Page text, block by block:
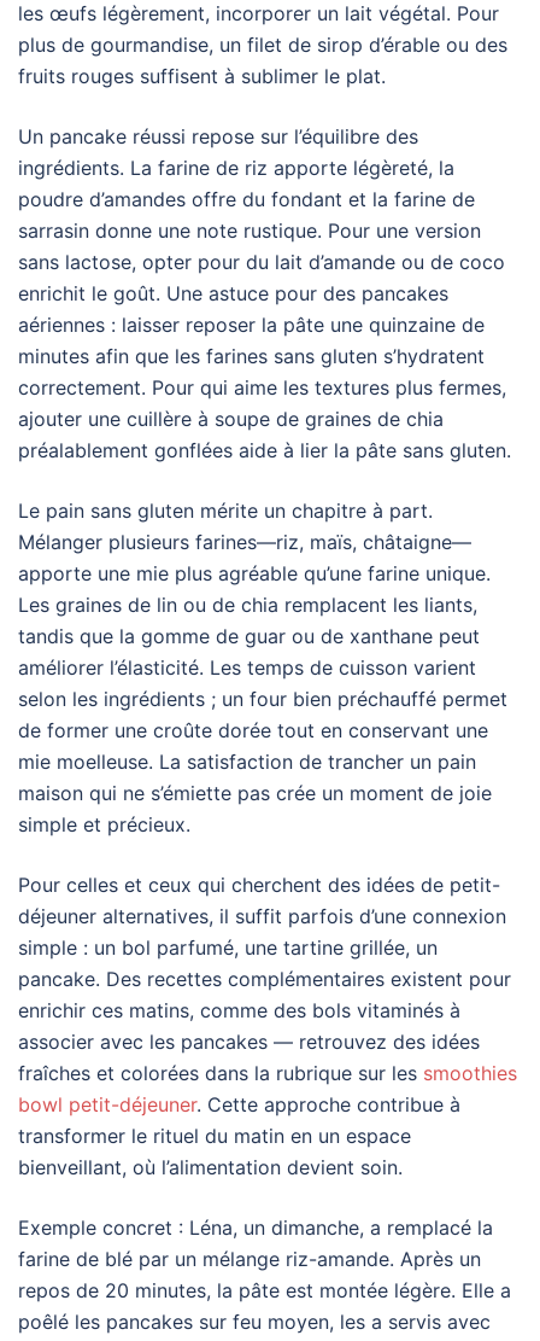
les œufs légèrement, incorporer un lait végétal. Pour
plus de gourmandise, un filet de sirop d’érable ou des
fruits rouges suffisent à sublimer le plat.
Un pancake réussi repose sur l’équilibre des
ingrédients. La farine de riz apporte légèreté, la
poudre d’amandes offre du fondant et la farine de
sarrasin donne une note rustique. Pour une version
sans lactose, opter pour du lait d’amande ou de coco
enrichit le goût. Une astuce pour des pancakes
aériennes : laisser reposer la pâte une quinzaine de
minutes afin que les farines sans gluten s’hydratent
correctement. Pour qui aime les textures plus fermes,
ajouter une cuillère à soupe de graines de chia
préalablement gonflées aide à lier la pâte sans gluten.
Le pain sans gluten mérite un chapitre à part.
Mélanger plusieurs farines—riz, maïs, châtaigne—
apporte une mie plus agréable qu’une farine unique.
Les graines de lin ou de chia remplacent les liants,
tandis que la gomme de guar ou de xanthane peut
améliorer l’élasticité. Les temps de cuisson varient
selon les ingrédients ; un four bien préchauffé permet
de former une croûte dorée tout en conservant une
mie moelleuse. La satisfaction de trancher un pain
maison qui ne s’émiette pas crée un moment de joie
simple et précieux.
Pour celles et ceux qui cherchent des idées de petit-
déjeuner alternatives, il suffit parfois d’une connexion
simple : un bol parfumé, une tartine grillée, un
pancake. Des recettes complémentaires existent pour
enrichir ces matins, comme des bols vitaminés à
associer avec les pancakes — retrouvez des idées
fraîches et colorées dans la rubrique sur les smoothies
bowl petit-déjeuner. Cette approche contribue à
transformer le rituel du matin en un espace
bienveillant, où l’alimentation devient soin.
Exemple concret : Léna, un dimanche, a remplacé la
farine de blé par un mélange riz-amande. Après un
repos de 20 minutes, la pâte est montée légère. Elle a
poêlé les pancakes sur feu moyen, les a servis avec